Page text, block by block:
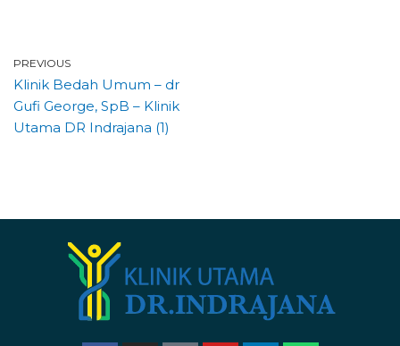
PREVIOUS
Klinik Bedah Umum – dr
Gufi George, SpB – Klinik
Utama DR Indrajana (1)